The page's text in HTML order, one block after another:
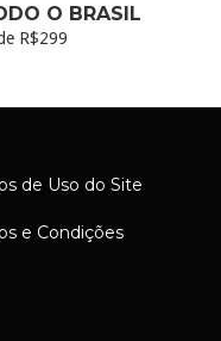
O BRASIL
R$299
de Uso do Site
e Condições